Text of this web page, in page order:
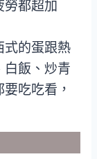
勞都超加
式的蛋跟熱
白飯、炒青
吃吃看，